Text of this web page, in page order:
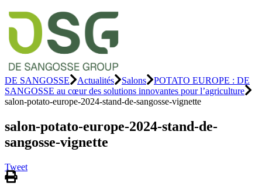
DE SANGOSSE Actualités Salons
POTATO EUROPE : DE
SANGOSSE au cœur des solutions innovantes pour l’agriculture
salon-potato-europe-2024-stand-de-sangosse-vignette
salon-potato-europe-2024-stand-de-
sangosse-vignette
Tweet